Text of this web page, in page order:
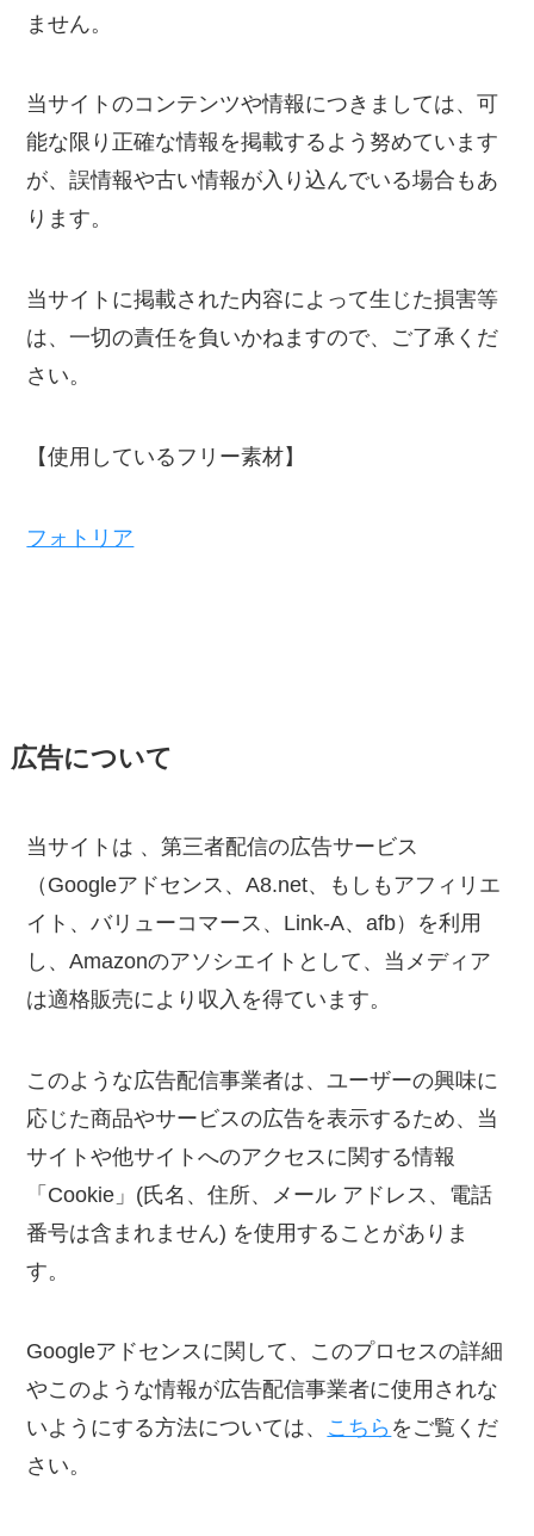
ません。
当サイトのコンテンツや情報につきましては、可
能な限り正確な情報を掲載するよう努めています
が、誤情報や古い情報が入り込んでいる場合もあ
ります。
当サイトに掲載された内容によって生じた損害等
は、一切の責任を負いかねますので、ご了承くだ
さい。
【使用しているフリー素材】
フォトリア
広告について
当サイトは 、第三者配信の広告サービス
（Googleアドセンス、A8.net、もしもアフィリエ
イト、バリューコマース、Link-A、afb）を利用
し、Amazonのアソシエイトとして、当メディア
は適格販売により収入を得ています。
このような広告配信事業者は、ユーザーの興味に
応じた商品やサービスの広告を表示するため、当
サイトや他サイトへのアクセスに関する情報
「Cookie」(氏名、住所、メール アドレス、電話
番号は含まれません) を使用することがありま
す。
Googleアドセンスに関して、このプロセスの詳細
やこのような情報が広告配信事業者に使用されな
いようにする方法については、 こちら をご覧くだ
さい。